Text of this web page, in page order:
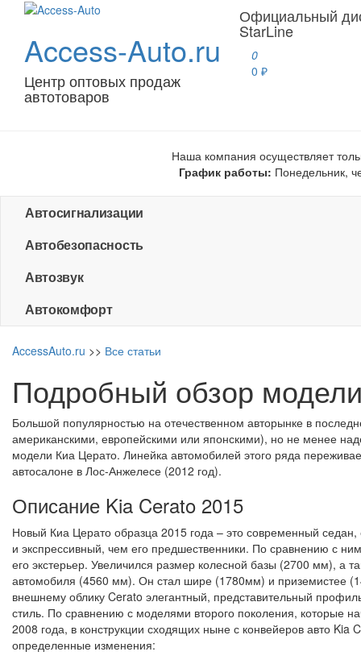
Access-Auto.ru
Центр оптовых продаж
автотоваров
Официальный
StarLine
0
0 ₽
Наша компания осуществляет
График работы: Понедельник,
Автосигнализации
Автобезопасность
Автозвук
Автокомфорт
AccessAuto.ru >> Все статьи
Подробный обзор
Большой популярностью на отечественном авторынке в
американскими, европейскими или японскими), но не менее
модели Киа Церато. Линейка автомобилей этого ряда
автосалоне в Лос-Анжелесе (2012 год).
Описание Kia Cerato 2015
Новый Киа Церато образца 2015 года – это современный
и экспрессивный, чем его предшественники. По сравнению с
его экстерьер. Увеличился размер колесной базы (2700 мм), а
автомобиля (4560 мм). Он стал шире (1780мм) и приземистее
внешнему облику Cerato элегантный, представительный
стиль. По сравнению с моделями второго поколения, которые
2008 года, в конструкции сходящих ныне с конвейеров авто Kia
определенные изменения: